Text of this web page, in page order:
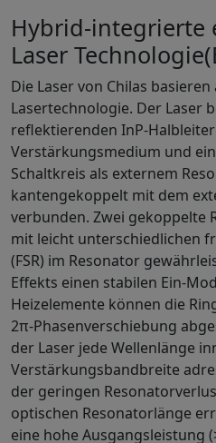
Hybrid-integrierte
Laser
Die Laser von Chilas
Lasertechnologie. Der Laser
reflektierenden InP-
Verstärkungsmedium und
Schaltkreis als externem
kantengekoppelt mit dem
verbunden. Zwei gekoppelte
mit leicht unterschiedlichen
(FSR) im Resonator
Effekts einen stabilen Ein-
Heizelemente können die
2π-Phasenverschiebung
der Laser jede Wellenlänge
Verstärkungsbandbreite
der geringen
optischen Resonatorlänge
eine hohe Ausgangsleistung